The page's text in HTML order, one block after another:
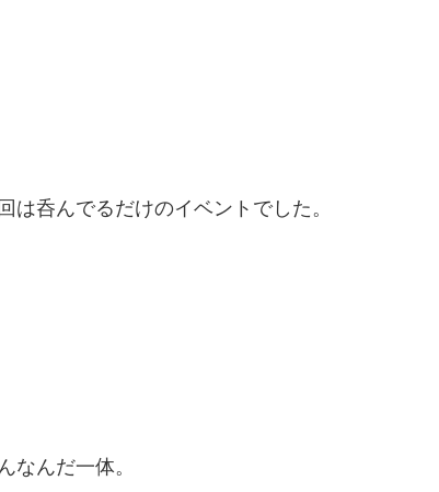
呑んでるだけのイベントでした。
なんだ一体。